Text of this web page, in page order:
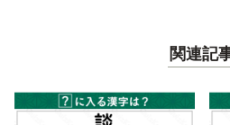
関連記